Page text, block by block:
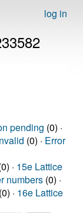
log in
pending (0) ·
(0) · Error
· 15e Lattice
numbers (0) ·
(0) · 16e Lattice